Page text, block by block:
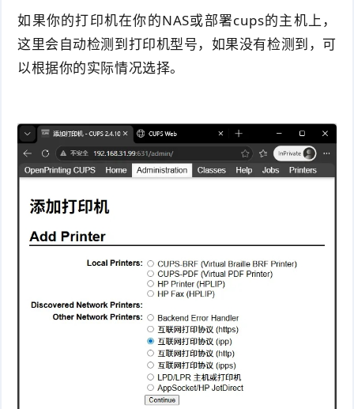
如果你的打印机在你的NAS或部署cups的主机上，
这里会自动检测到打印机型号，如果没有检测到，可
以根据你的实际情况选择。